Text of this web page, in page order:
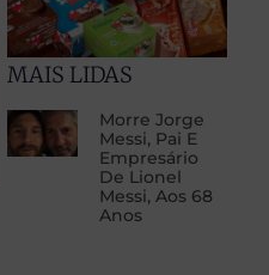
MAIS LIDAS
Morre Jorge
Messi, Pai E
Empresário
De Lionel
Messi, Aos 68
Anos